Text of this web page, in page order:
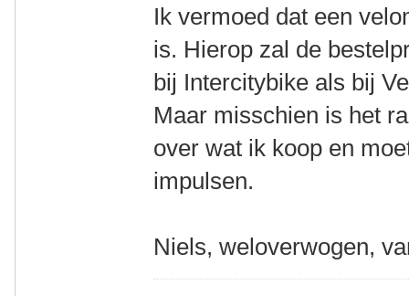
Ik vermoed dat een
is. Hierop zal de
bij Intercitybike als bij
Maar misschien is het
over wat ik koop en
impulsen.
Niels, weloverwogen,